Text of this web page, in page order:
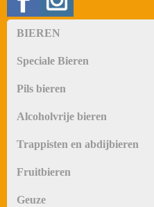
BIEREN
Speciale Bieren
Pils bieren
Alcoholvrije bieren
Trappisten en abdijbieren
Fruitbieren
Geuze